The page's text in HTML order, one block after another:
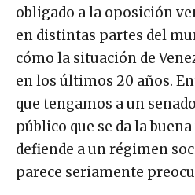
obligado a la oposición
en distintas partes del
cómo la situación de
en los últimos 20 años.
que tengamos a un
público que se da la
defiende a un régimen
parece seriamente